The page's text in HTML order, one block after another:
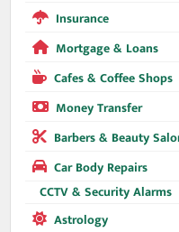
Insurance
Mortgage & Loans
Cafes & Coffee Shops
Money Transfer
Barbers & Beauty
Car Body Repairs
CCTV & Security Alarms
Astrology